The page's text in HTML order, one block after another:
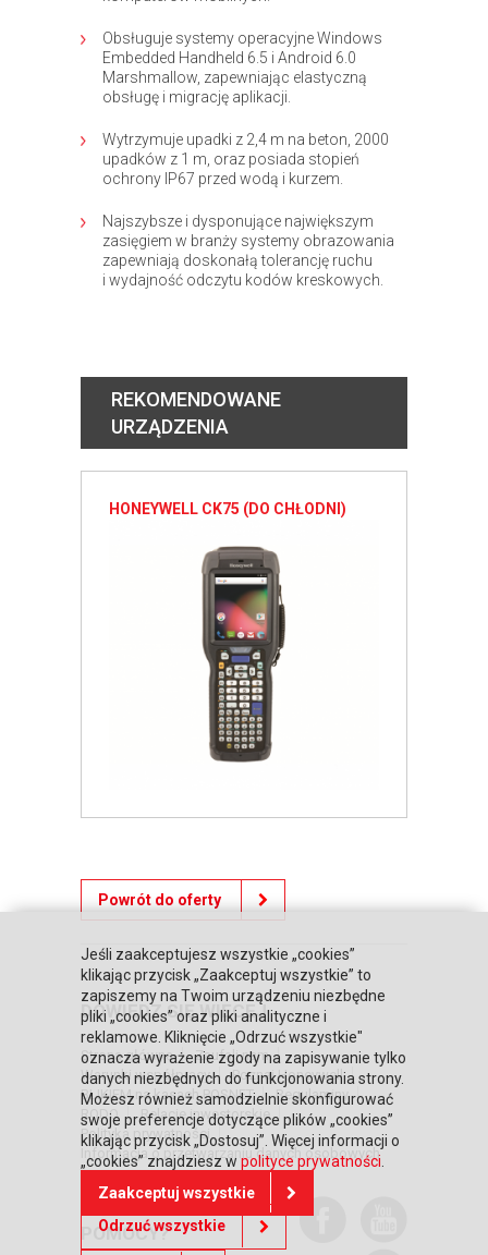
Obsługuje systemy operacyjne Windows
Embedded Handheld 6.5 i Android 6.0
Marshmallow, zapewniając elastyczną
obsługę i migrację aplikacji.
Wytrzymuje upadki z 2,4 m na beton, 2000
upadków z 1 m, oraz posiada stopień
ochrony IP67 przed wodą i kurzem.
Najszybsze i dysponujące największym
zasięgiem w branży systemy obrazowania
zapewniają doskonałą tolerancję ruchu
i wydajność odczytu kodów kreskowych.
REKOMENDOWANE
URZĄDZENIA
HONEYWELL CK75 (DO CHŁODNI)
Powrót do oferty
DOWIEDZ SIĘ WIĘCEJ
Strona główna
Zaufali nam
Warunki współpracy
Poznaj Honeywell
BLIKIEM na kasach POSNET
Regulaminy
RODO
Relacje inwestorskie
Polityka prywatności
Informacja o przetwarzaniu danych osobowych
POTRZEBUJESZ
POMOCY?
Jeśli zaakceptujesz wszystkie „cookies”
klikając przycisk „Zaakceptuj wszystkie” to
zapiszemy na Twoim urządzeniu niezbędne
pliki „cookies” oraz pliki analityczne i
reklamowe. Kliknięcie „Odrzuć wszystkie"
oznacza wyrażenie zgody na zapisywanie tylko
danych niezbędnych do funkcjonowania strony.
Możesz również samodzielnie skonfigurować
swoje preferencje dotyczące plików „cookies”
klikając przycisk „Dostosuj”. Więcej informacji o
„cookies” znajdziesz w polityce prywatności
Zaakceptuj wszystkie
Odrzuć wszystkie